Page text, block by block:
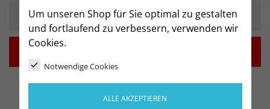
Um unseren Shop für Sie optimal zu gestalten
und fortlaufend zu verbessern, verwenden wir
Cookies.
Notwendige Cookies
ALLE AKZEPTIEREN